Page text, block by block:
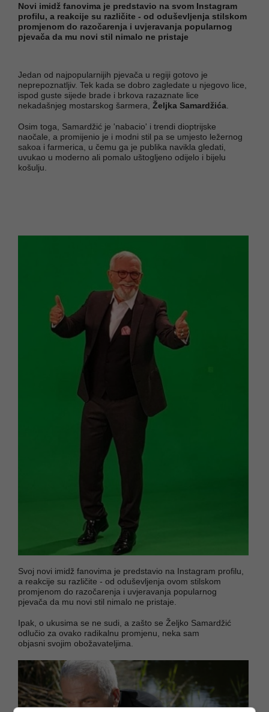
Novi imidž fanovima je predstavio na svom Instagram
profilu, a reakcije su različite - od oduševljenja stilskom
promjenom do razočarenja i uvjeravanja popularnog
pjevača da mu novi stil nimalo ne pristaje
Jedan od najpopularnijih pjevača u regiji gotovo je
neprepoznatljiv. Tek kada se dobro zagledate u njegovo lice,
ispod guste sijede brade i brkova razaznate lice
nekadašnjeg mostarskog šarmera, Željka Samardžića
Osim toga, Samardžić je 'nabacio' i trendi dioptrijske
naočale, a promijenio je i modni stil pa se umjesto ležernog
sakoa i farmerica, u čemu ga je publika navikla gledati,
uvukao u moderno ali pomalo uštogljeno odijelo i bijelu
košulju.
Svoj novi imidž fanovima je predstavio na Instagram profilu,
a reakcije su različite - od oduševljenja ovom stilskom
promjenom do razočarenja i uvjeravanja popularnog
pjevača da mu novi stil nimalo ne pristaje.
Ipak, o ukusima se ne sudi, a zašto se Željko Samardžić
odlučio za ovako radikalnu promjenu, neka sam
objasni svojim obožavateljima.